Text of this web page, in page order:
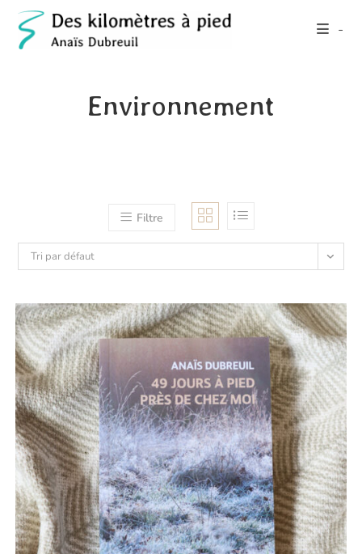
Skip
content
-
Environnement
Filtre
Tri par défaut